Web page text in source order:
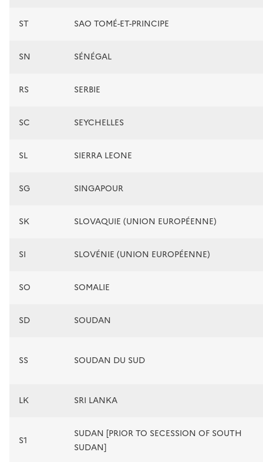
ST SAO TOMÉ-ET-PRINCIPE
SN SÉNÉGAL
RS SERBIE
SC SEYCHELLES
SL SIERRA LEONE
SG SINGAPOUR
SK SLOVAQUIE (UNION EUROPÉENNE)
SI SLOVÉNIE (UNION EUROPÉENNE)
SO SOMALIE
SD SOUDAN
SS SOUDAN DU SUD
LK SRI LANKA
S1
SUDAN [PRIOR TO SECESSION OF SOUTH
SUDAN]